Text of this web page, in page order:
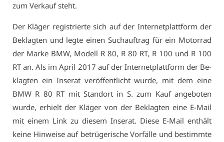
zum Ver­kauf steht.
Der Klä­ger re­gis­trier­te sich auf der In­ter­net­platt­form der
Be­klag­ten und leg­te ei­nen Such­auf­trag für ein Mo­tor­rad
der Mar­ke BMW, Mo­dell R 80, R 80 RT, R 100 und R 100
RT an. Als im April 2017 auf der In­ter­net­platt­form der Be­
klag­ten ein In­se­rat ver­öf­fent­licht wur­de, mit dem ei­ne
BMW R 80 RT mit Stand­ort in S. zum Kauf an­ge­bo­ten
wur­de, er­hielt der Klä­ger von der Be­klag­ten ei­ne E-Mail
mit ei­nem Link zu die­sem In­se­rat. Die­se E-Mail ent­hält
kei­ne Hin­wei­se auf be­trü­ge­ri­sche Vor­fäl­le und be­stimm­te